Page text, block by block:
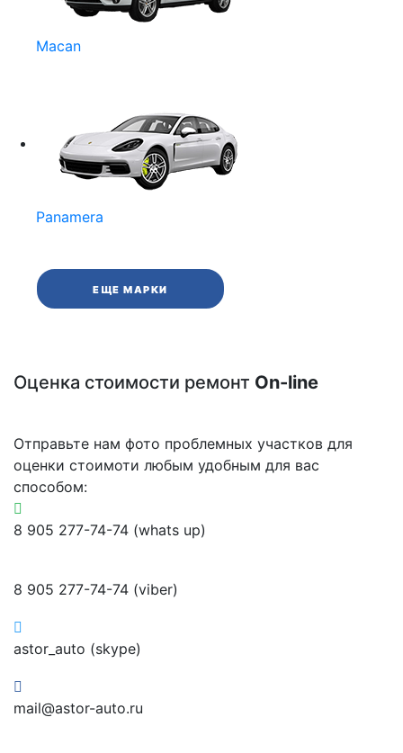
Macan
Panamera
ЕЩЕ МАРКИ
Оценка стоимости ремонт On-line
Отправьте нам фото проблемных участков для
оценки стоимоти любым удобным для вас
способом:
8 905 277-74-74 (whats up)
8 905 277-74-74 (viber)
astor_auto (skype)
mail@astor-auto.ru